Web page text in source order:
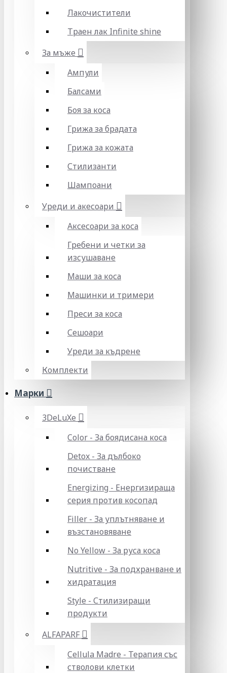
Лакочистители
Траен лак Infinite shine
За мъже
Ампули
Балсами
Боя за коса
Грижа за брадата
Грижа за кожата
Стилизанти
Шампоани
Уреди и акесоари
Аксесоари за коса
Гребени и четки за
изсушаване
Маши за коса
Машинки и тримери
Преси за коса
Сешоари
Уреди за къдрене
Комплекти
Марки
3DeLuXe
Color - За боядисана коса
Detox - За дълбоко
почистване
Energizing - Енергизираща
серия против косопад
Filler - За уплътняване и
възстановяване
No Yellow - За руса коса
Nutritive - За подхранване и
хидратация
Style - Стилизиращи
продукти
ALFAPARF
Cellula Madre - Терапия със
стволови клетки